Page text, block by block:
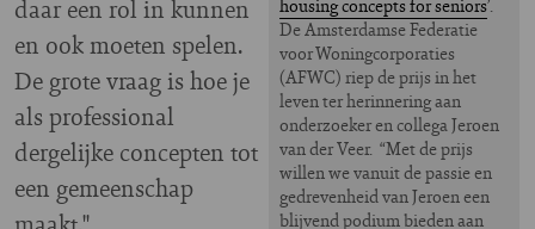
De Amsterdamse Federatie
voor Woningcorporaties
(AFWC) riep de prijs in het
leven ter herinnering aan
onderzoeker en collega Jeroen
van der Veer. “Met de prijs
willen we vanuit de passie en
gedrevenheid van Jeroen een
blijvend podium bieden aan
daar een rol in kunnen
en ook moeten spelen.
De grote vraag is hoe je
als professional
dergelijke concepten tot
een gemeenschap